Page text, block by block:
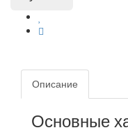
Описание
Основные